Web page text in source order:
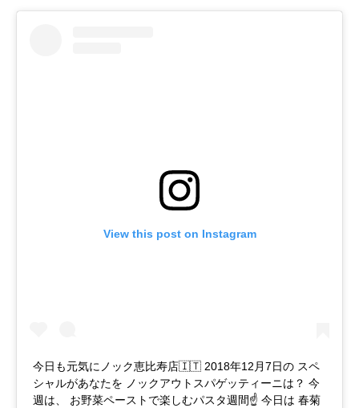
View this post on Instagram
今日も元気にノック恵比寿店🇮🇹 2018年12月7日の スペ
シャルがあなたを ノックアウトスパゲッティーニは？ 今
週は、 お野菜ペーストで楽しむパスタ週間☝️ 今日は 春菊